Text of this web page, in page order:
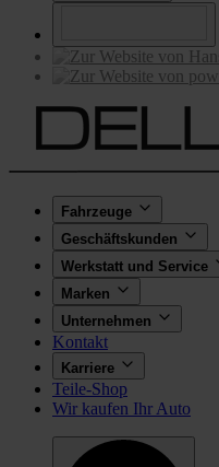
Fahrzeuge
Geschäftskunden
Werkstatt und Service
Marken
Unternehmen
Kontakt
Karriere
Teile-Shop
Wir kaufen Ihr Auto